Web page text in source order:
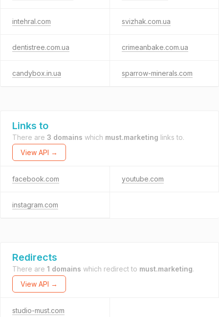
intehral.com svizhak.com.ua
dentistree.com.ua crimeanbake.com.ua
candybox.in.ua sparrow-minerals.com
Links to
There are 3 domains which must.marketing links to.
View API →
facebook.com youtube.com
instagram.com
Redirects
There are 1 domains which redirect to must.marketing.
View API →
studio-must.com